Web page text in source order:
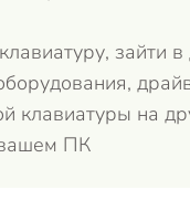
зайти
клавиатуры на
вашем ПК